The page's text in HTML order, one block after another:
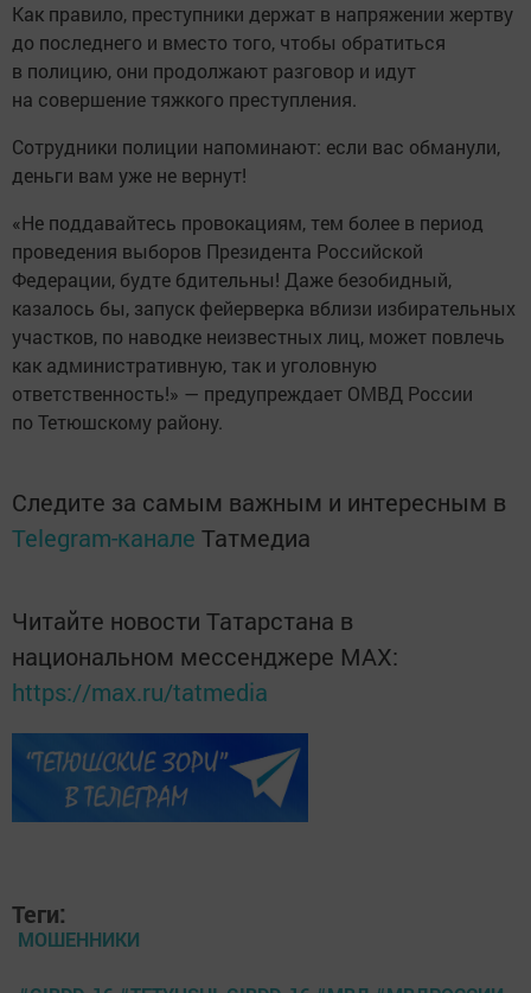
Как правило, преступники держат в напряжении жертву
до последнего и вместо того, чтобы обратиться
в полицию, они продолжают разговор и идут
на совершение тяжкого преступления.
Сотрудники полиции напоминают: если вас обманули,
деньги вам уже не вернут!
«Не поддавайтесь провокациям, тем более в период
проведения выборов Президента Российской
Федерации, будте бдительны! Даже безобидный,
казалось бы, запуск фейерверка вблизи избирательных
участков, по наводке неизвестных лиц, может повлечь
как административную, так и уголовную
ответственность!» — предупреждает ОМВД России
по Тетюшскому району.
Следите за самым важным и интересным в
Telegram-канале Татмедиа
Читайте новости Татарстана в
национальном мессенджере MАХ:
https://max.ru/tatmedia
Теги:
МОШЕННИКИ